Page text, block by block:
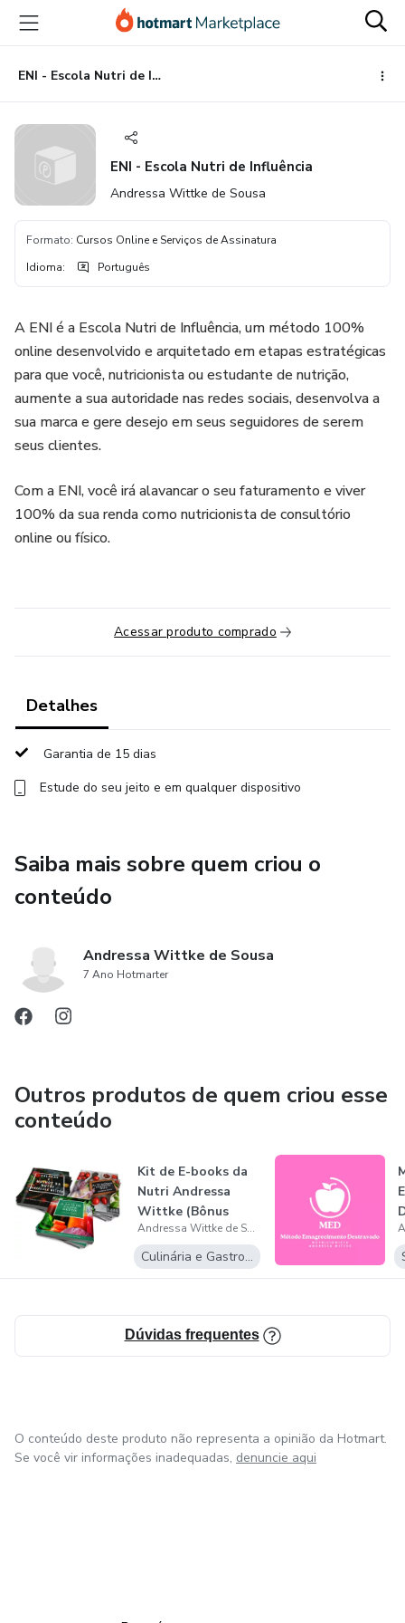
para
conteúdo
principal
para
pagamento
para
rodapé
ENI - Escola Nutri de Influência
ENI - Escola Nutri de Influência
Andressa Wittke de Sousa
Formato: Cursos Online e Serviços de Assinatura
Idioma: Português
A ENI é a Escola Nutri de Influência, um método 100%
online desenvolvido e arquitetado em etapas estratégicas
para que você, nutricionista ou estudante de nutrição,
aumente a sua autoridade nas redes sociais, desenvolva a
sua marca e gere desejo em seus seguidores de serem
seus clientes.
Com a ENI, você irá alavancar o seu faturamento e viver
100% da sua renda como nutricionista de consultório
online ou físico.
Acessar produto comprado
Detalhes
Garantia de 15 dias
Estude do seu jeito e em qualquer dispositivo
Saiba mais sobre quem criou o
conteúdo
Andressa Wittke de Sousa
7 Ano Hotmarter
Outros produtos de quem criou esse
conteúdo
Kit de E-books da
Nutri Andressa
Wittke (Bônus
Planner de Al...
Andressa Wittke de Sousa
Culinária e Gastronomia
Dúvidas frequentes
O conteúdo deste produto não representa a opinião da Hotmart.
Se você vir informações inadequadas, denuncie aqui